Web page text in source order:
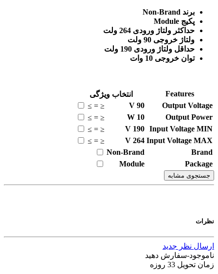
برند Non-Brand
پکیج Module
حداکثر ولتاژ ورودی 264 ولت
ولتاژ خروجی 90 ولت
حداقل ولتاژ ورودی 190 ولت
توان خروجی 10 وات
Features
انتخاب ویژگی
Output
V
≥
Output
W
≥
Input Voltage
190
V
≥
Input Voltage
264
V
≥
Non-Brand
Module
مشابه
نظر جدید
سفارش دهید
تحویل 33 روزه